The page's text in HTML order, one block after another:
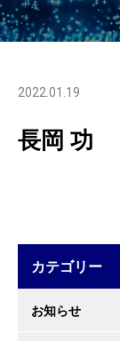
2022.01.19
長岡 功
カテゴリー
お知らせ